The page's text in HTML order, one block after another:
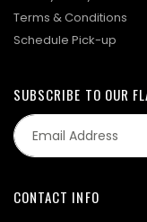
Terms & Conditions
Schedule Pick-up
SUBSCRIBE TO OUR
CONTACT INFO